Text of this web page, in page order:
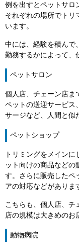
例を出すとペットサロ
それぞれの場所でトリ
います。
中には、経験を積んで
勤務するかによって、
ペットサロン
個人店、チェーン店ま
ペットの送迎サービス
サージなど、人間と似
ペットショップ
トリミングをメイン
ット向けの商品などの
す。さらに販売したペ
アの対応などがありま
こちらも、個人店、チ
店の規模は大きめのお
動物病院